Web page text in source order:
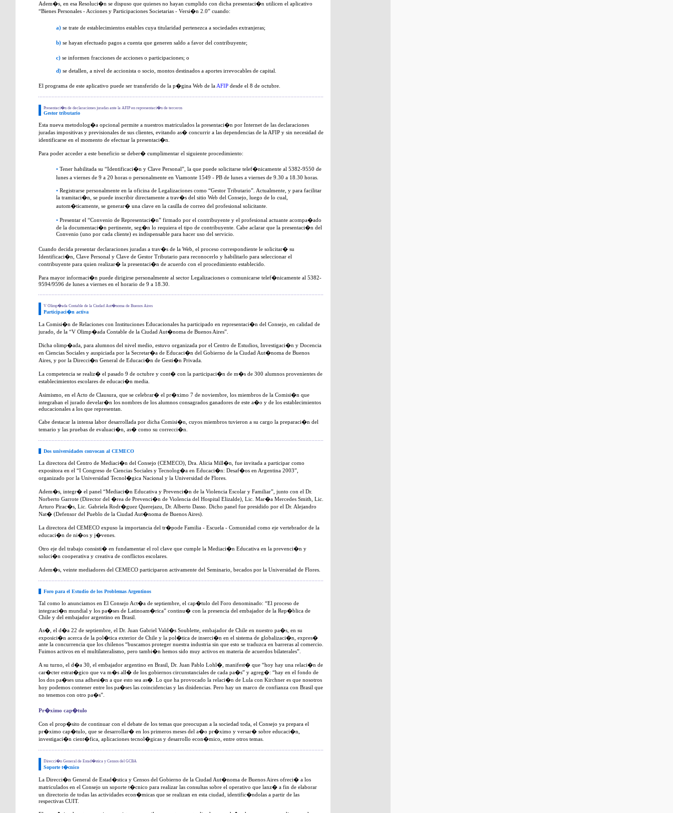
Adem�s, en esa Resoluci�n se dispuso que quienes no hayan cumplido con dicha presentaci�n utilicen el aplicativo
“Bienes Personales - Acciones y Participaciones Societarias - Versi�n 2.0” cuando:
a) se trate de establecimientos estables cuya titularidad pertenezca a sociedades extranjeras;
b) se hayan efectuado pagos a cuenta que generen saldo a favor del contribuyente;
c) se informen fracciones de acciones o participaciones; o
d) se detallen, a nivel de accionista o socio, montos destinados a aportes irrevocables de capital.
El programa de este aplicativo puede ser transferido de la p�gina Web de la AFIP desde el 8 de octubre.
Presentaci�n de declaraciones juradas ante la AFIP en representaci�n de terceros
Gestor tributario
Esta nueva metodolog�a opcional permite a nuestros matriculados la presentaci�n por Internet de las declaraciones
juradas impositivas y previsionales de sus clientes, evitando as� concurrir a las dependencias de la AFIP y sin necesidad de
identificarse en el momento de efectuar la presentaci�n.
Para poder acceder a este beneficio se deber� cumplimentar el siguiente procedimiento:
• Tener habilitada su “Identificaci�n y Clave Personal”, la que puede solicitarse telef�nicamente al 5382-9550 de
lunes a viernes de 9 a 20 horas o personalmente en Viamonte 1549 - PB de lunes a viernes de 9.30 a 18.30 horas.
• Registrarse personalmente en la oficina de Legalizaciones como “Gestor Tributario”. Actualmente, y para facilitar
la tramitaci�n, se puede inscribir directamente a trav�s del sitio Web del Consejo, luego de lo cual,
autom�ticamente, se generar� una clave en la casilla de correo del profesional solicitante.
• Presentar el “Convenio de Representaci�n” firmado por el contribuyente y el profesional actuante acompa�ado
de la documentaci�n pertinente, seg�n lo requiera el tipo de contribuyente. Cabe aclarar que la presentaci�n del
Convenio (uno por cada cliente) es indispensable para hacer uso del servicio.
Cuando decida presentar declaraciones juradas a trav�s de la Web, el proceso correspondiente le solicitar� su
Identificaci�n, Clave Personal y Clave de Gestor Tributario para reconocerlo y habilitarlo para seleccionar el
contribuyente para quien realizar� la presentaci�n de acuerdo con el procedimiento establecido.
Para mayor informaci�n puede dirigirse personalmente al sector Legalizaciones o comunicarse telef�nicamente al 5382-
9594/9596 de lunes a viernes en el horario de 9 a 18.30.
V Olimp�ada Contable de la Ciudad Aut�noma de Buenos Aires
Participaci�n activa
La Comisi�n de Relaciones con Instituciones Educacionales ha participado en representaci�n del Consejo, en calidad de
jurado, de la “V Olimp�ada Contable de la Ciudad Aut�noma de Buenos Aires”.
Dicha olimp�ada, para alumnos del nivel medio, estuvo organizada por el Centro de Estudios, Investigaci�n y Docencia
en Ciencias Sociales y auspiciada por la Secretar�a de Educaci�n del Gobierno de la Ciudad Aut�noma de Buenos
Aires, y por la Direcci�n General de Educaci�n de Gesti�n Privada.
La competencia se realiz� el pasado 9 de octubre y cont� con la participaci�n de m�s de 300 alumnos provenientes de
establecimientos escolares de educaci�n media.
Asimismo, en el Acto de Clausura, que se celebrar� el pr�ximo 7 de noviembre, los miembros de la Comisi�n que
integraban el jurado develar�n los nombres de los alumnos consagrados ganadores de este a�o y de los establecimientos
educacionales a los que representan.
Cabe destacar la intensa labor desarrollada por dicha Comisi�n, cuyos miembros tuvieron a su cargo la preparaci�n del
temario y las pruebas de evaluaci�n, as� como su correcci�n.
Dos universidades convocan al CEMECO
La directora del Centro de Mediaci�n del Consejo (CEMECO), Dra. Alicia Mill�n, fue invitada a participar como
expositora en el “I Congreso de Ciencias Sociales y Tecnolog�a en Educaci�n: Desaf�os en Argentina 2003”,
organizado por la Universidad Tecnol�gica Nacional y la Universidad de Flores.
Adem�s, integr� el panel “Mediaci�n Educativa y Prevenci�n de la Violencia Escolar y Familiar”, junto con el Dr.
Norberto Garrote (Director del �rea de Prevenci�n de Violencia del Hospital Elizalde), Lic. Mar�a Mercedes Smith, Lic.
Arturo Pirac�s, Lic. Gabriela Rodr�guez Querejazu, Dr. Alberto Dasso. Dicho panel fue presidido por el Dr. Alejandro
Nat� (Defensor del Pueblo de la Ciudad Aut�noma de Buenos Aires).
La directora del CEMECO expuso la importancia del tr�pode Familia - Escuela - Comunidad como eje vertebrador de la
educaci�n de ni�os y j�venes.
Otro eje del trabajo consisti� en fundamentar el rol clave que cumple la Mediaci�n Educativa en la prevenci�n y
soluci�n cooperativa y creativa de conflictos escolares.
Adem�s, veinte mediadores del CEMECO participaron activamente del Seminario, becados por la Universidad de Flores.
Foro para el Estudio de los Problemas Argentinos
Tal como lo anunciamos en El Consejo Act�a de septiembre, el cap�tulo del Foro denominado: “El proceso de
integraci�n mundial y los pa�ses de Latinoam�rica” continu� con la presencia del embajador de la Rep�blica de
Chile y del embajador argentino en Brasil.
As�, el d�a 22 de septiembre, el Dr. Juan Gabriel Vald�s Soublette, embajador de Chile en nuestro pa�s, en su
exposici�n acerca de la pol�tica exterior de Chile y la pol�tica de inserci�n en el sistema de globalizaci�n, expres�
ante la concurrencia que los chilenos “buscamos proteger nuestra industria sin que esto se traduzca en barreras al comercio.
Fuimos activos en el multilateralismo, pero tambi�n hemos sido muy activos en materia de acuerdos bilaterales”.
A su turno, el d�a 30, el embajador argentino en Brasil, Dr. Juan Pablo Lohl�, manifest� que “hoy hay una relaci�n de
car�cter estrat�gico que va m�s all� de los gobiernos circunstanciales de cada pa�s” y agreg�: “hay en el fondo de
los dos pa�ses una adhesi�n a que esto sea as�. Lo que ha provocado la relaci�n de Lula con Kirchner es que nosotros
hoy podemos contener entre los pa�ses las coincidencias y las disidencias. Pero hay un marco de confianza con Brasil que
no tenemos con otro pa�s”.
Pr�ximo cap�tulo
Con el prop�sito de continuar con el debate de los temas que preocupan a la sociedad toda, el Consejo ya prepara el
pr�ximo cap�tulo, que se desarrollar� en los primeros meses del a�o pr�ximo y versar� sobre educaci�n,
investigaci�n cient�fica, aplicaciones tecnol�gicas y desarrollo econ�mico, entre otros temas.
Direcci�n General de Estad�stica y Censos del GCBA
Soporte t�cnico
La Direcci�n General de Estad�stica y Censos del Gobierno de la Ciudad Aut�noma de Buenos Aires ofreci� a los
matriculados en el Consejo un soporte t�cnico para realizar las consultas sobre el operativo que lanz� a fin de elaborar
un directorio de todas las actividades econ�micas que se realizan en esta ciudad, identific�ndolas a partir de las
respectivas CUIT.